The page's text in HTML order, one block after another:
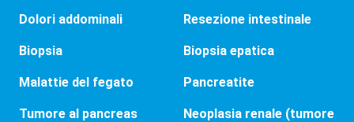
Dolori addominali Resezione intestinale
Biopsia Biopsia epatica
Malattie del fegato Pancreatite
Tumore al pancreas
Neoplasia renale (tumore